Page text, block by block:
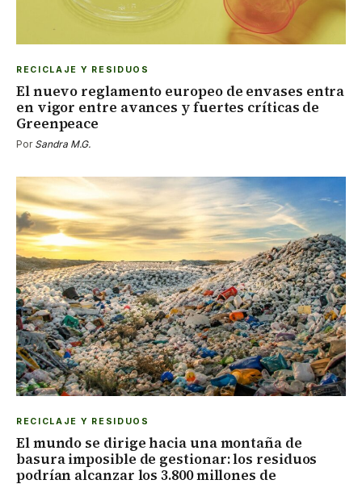
RECICLAJE Y RESIDUOS
El nuevo reglamento europeo de envases entra
en vigor entre avances y fuertes críticas de
Greenpeace
Por Sandra M.G.
RECICLAJE Y RESIDUOS
El mundo se dirige hacia una montaña de
basura imposible de gestionar: los residuos
podrían alcanzar los 3.800 millones de